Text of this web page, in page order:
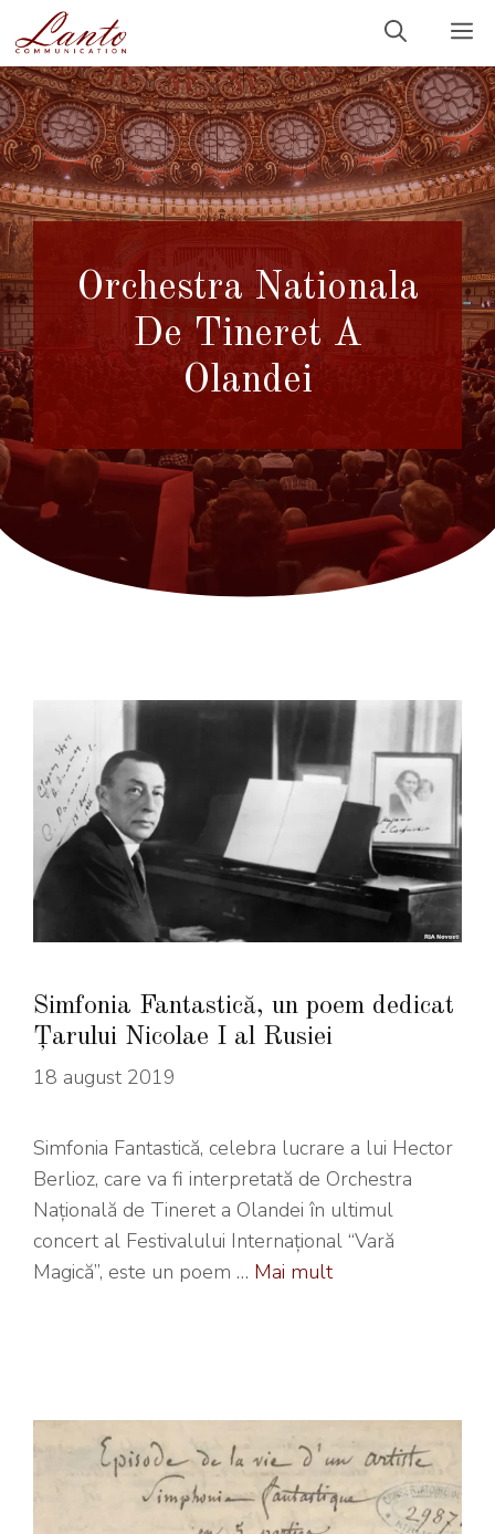
la
conținut
Orchestra Nationala
De Tineret A
Olandei
Simfonia Fantastică, un poem dedicat
Țarului Nicolae I al Rusiei
18 august 2019
Simfonia Fantastică, celebra lucrare a lui Hector
Berlioz, care va fi interpretată de Orchestra
Națională de Tineret a Olandei în ultimul
concert al Festivalului Internațional “Vară
Magică”, este un poem … Mai mult